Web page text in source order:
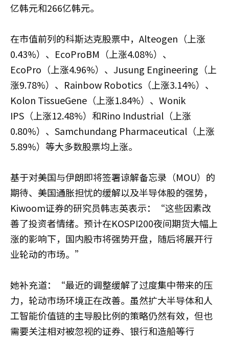
亿韩元和266亿韩元。
在市值前列的科斯达克股票中，Alteogen（上涨
0.43%）、EcoProBM（上涨4.08%）、
EcoPro（上涨4.96%）、Jusung Engineering（上
涨9.78%）、Rainbow Robotics（上涨3.14%）、
Kolon TissueGene（上涨1.84%）、Wonik
IPS（上涨12.48%）和Rino Industrial（上涨
0.80%）、Samchundang Pharmaceutical（上涨
5.89%）等大多数股票均上涨。
基于对美国与伊朗即将签署谅解备忘录（MOU）的
期待、美国通胀担忧的缓解以及半导体股的强势，
Kiwoom证券的研究员韩志英表示：“这些因素改
善了投资者情绪。预计在KOSPI200夜间期货大幅上
涨的影响下，国内股市将强势开盘，随后将展开行
业轮动的市场。”
她补充道：“最近的调整缓解了过度集中带来的压
力，轮动市场环境正在改善。虽然扩大半导体和人
工智能价值链的主导股比例的策略仍然有效，但也
需要关注相对被忽视的证券、银行和造船等行